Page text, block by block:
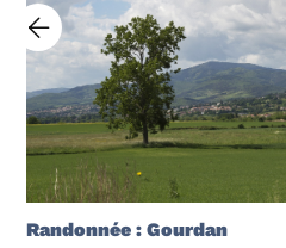
Randonnée : Gourdan